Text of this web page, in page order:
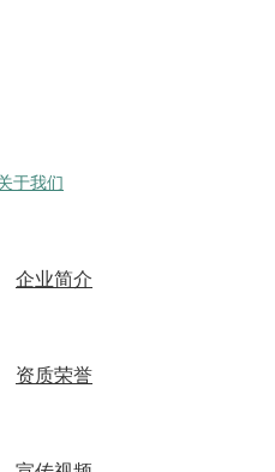
于我们
企业简介
资质荣誉